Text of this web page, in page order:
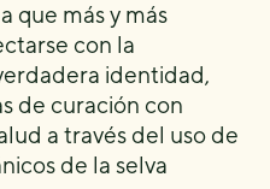
que más y más
con la
identidad,
de curación con
a través del uso de
de la selva